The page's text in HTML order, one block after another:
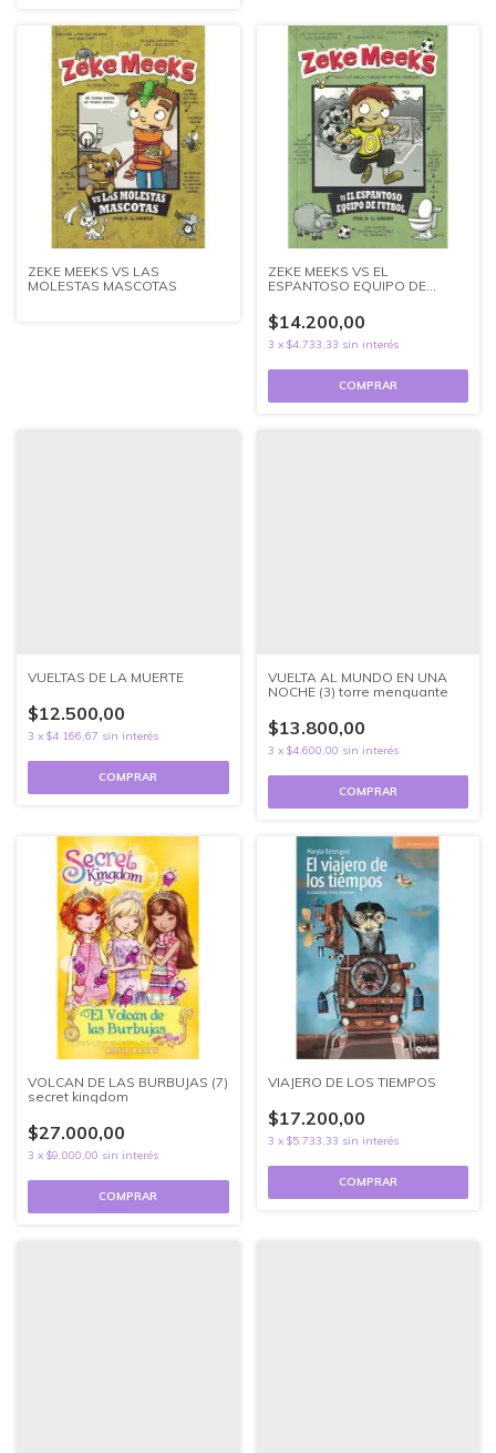
ZEKE MEEKS VS LAS
MOLESTAS MASCOTAS
ZEKE MEEKS VS EL
ESPANTOSO EQUIPO DE
$14.200,00
3 x $4.733,33 sin interés
VUELTAS DE LA MUERTE
$12.500,00
3 x $4.166,67 sin interés
VUELTA AL MUNDO EN UNA
NOCHE (3) torre menguante
$13.800,00
3 x $4.600,00 sin interés
VOLCAN DE LAS BURBUJAS (7)
secret kingdom
$27.000,00
3 x $9.000,00 sin interés
VIAJERO DE LOS TIEMPOS
$17.200,00
3 x $5.733,33 sin interés